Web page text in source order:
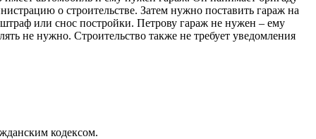
о строительстве. Затем нужно поставить гараж на
или снос постройки. Петрову гараж не нужен – ему
не нужно. Строительство также не требует уведомления
кодексом.